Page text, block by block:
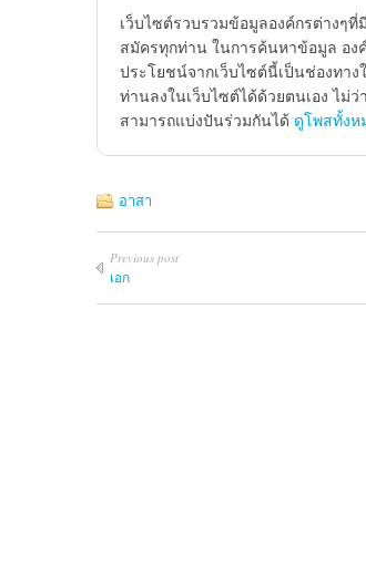
เว็บไซต์รวบรวมข้อมูลองค์กรต่างๆ
สมัครทุกท่าน ในการค้นหาข้อมูล อง
ประโยชน์จากเว็บไซต์นี้เป็นช่องทา
ท่านลงในเว็บไซต์ได้ด้วยตนเอง ไม่
สามารถแบ่งปันร่วมกันได้ ดูโพสทั้งห
อาสา
Previous post
เอก